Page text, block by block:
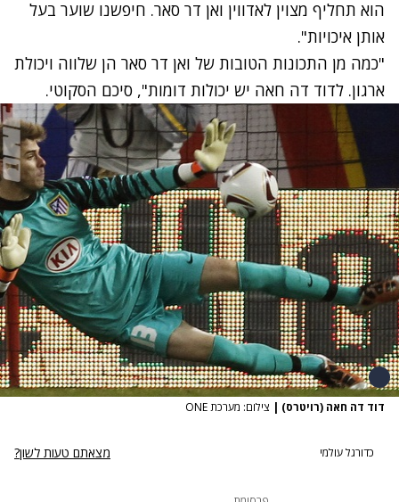
הוא תחליף מצוין לאדווין ואן דר סאר. חיפשנו שוער בעל
אותן איכויות".
"כמה מן התכונות הטובות של ואן דר סאר הן שלווה ויכולת
ארגון. לדוד דה חאה יש יכולות דומות", סיכם הסקוטי.
דוד דה חאה (רויטרס) | צילום: מערכת ONE
כדורגל עולמי מצאתם טעות לשון?